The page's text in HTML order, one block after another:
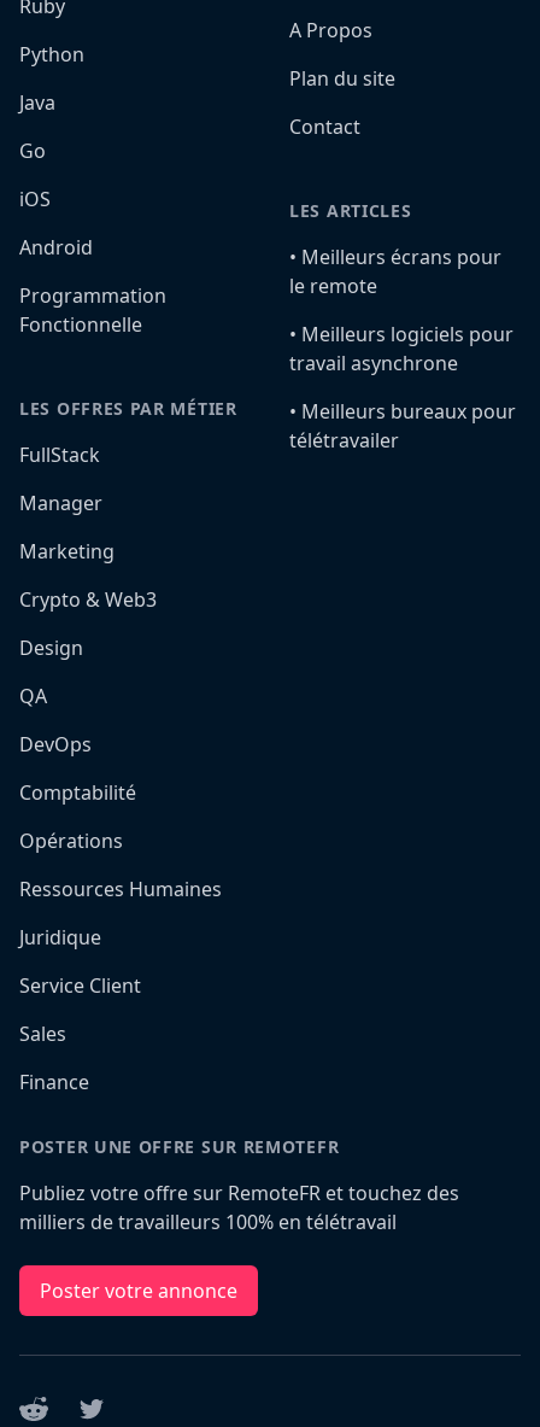
Ruby
Python
Java
Go
iOS
Android
Programmation
Fonctionnelle
LES OFFRES PAR MÉTIER
FullStack
Manager
Marketing
Crypto & Web3
Design
QA
DevOps
Comptabilité
Opérations
Ressources Humaines
Juridique
Service Client
Sales
Finance
A Propos
Plan du site
Contact
LES ARTICLES
•️ Meilleurs écrans pour
le remote
•️ Meilleurs logiciels pour
travail asynchrone
•️ Meilleurs bureaux pour
télétravailer
POSTER UNE OFFRE SUR REMOTEFR
Publiez votre offre sur RemoteFR et touchez des
milliers de travailleurs 100% en télétravail
Poster votre annonce
Reddit Twitter